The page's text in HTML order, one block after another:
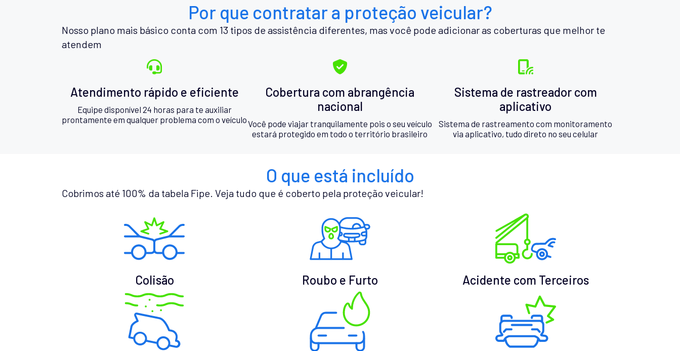
Por que contratar a proteção veicular?
Nosso plano mais básico conta com 13 tipos de assistência diferentes, mas você pode adicionar as coberturas que melhor te
atendem
Atendimento rápido e eficiente
Equipe disponível 24 horas para te auxiliar
prontamente em qualquer problema com o veículo
Cobertura com abrangência
nacional
Você pode viajar tranquilamente pois o seu veículo
estará protegido em todo o território brasileiro
Sistema de rastreador com
aplicativo
Sistema de rastreamento com monitoramento
via aplicativo, tudo direto no seu celular
O que está incluído
Cobrimos até 100% da tabela Fipe. Veja tudo que é coberto pela proteção veicular!
Colisão Roubo e Furto Acidente com Terceiros